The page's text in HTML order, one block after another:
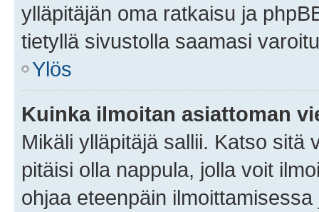
ylläpitäjän oma ratkaisu ja
tietyllä sivustolla saamasi
Ylös
Kuinka ilmoitan asiattoman
Mikäli ylläpitäjä sallii. Katso sitä
pitäisi olla nappula, jolla voit
ohjaa eteenpäin